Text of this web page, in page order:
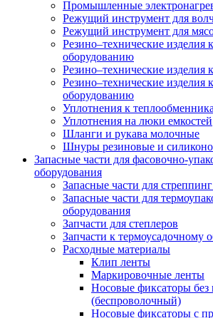
Промышленные
Режущий инструмент для
Режущий инструмент для
Резино–технические изделия
оборудованию
Резино–технические изделия
Резино–технические изделия
оборудованию
Уплотнения к
Уплотнения на люки емкостей
Шланги и рукава молочные
Шнуры резиновые и
Запасные части для фасовочно-
оборудования
Запасные части для
Запасные части для
оборудования
Запчасти для степлеров
Запчасти к термоусадочному
Расходные материалы
Клип ленты
Маркировочные ленты
Носовые фиксаторы без
(беспроволочный)
Носовые фиксаторы с